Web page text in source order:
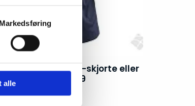
Markedsføring
alle
etternavn på t-skjorte eller
singlet Art.nr 009